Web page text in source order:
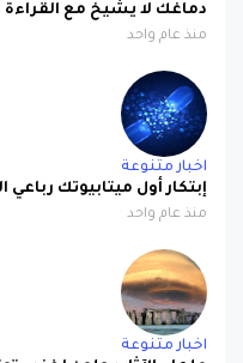
دماغك لا يشيخ مع القراءة
منذ عام واحد
اخبار متنوعة
إبتكار أول ميتابيوتك
منذ عام واحد
اخبار متنوعة